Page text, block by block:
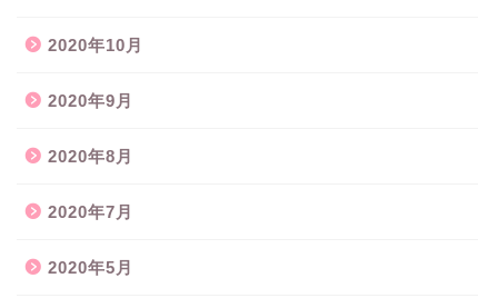
2020年10月
2020年9月
2020年8月
2020年7月
2020年5月